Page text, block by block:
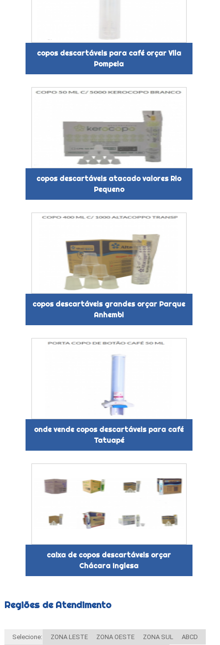
copos descartáveis para café orçar Vila
Pompeia
copos descartáveis atacado valores Rio
Pequeno
copos descartáveis grandes orçar Parque
Anhembi
onde vende copos descartáveis para café
Tatuapé
caixa de copos descartáveis orçar
Chácara Inglesa
Regiões de Atendimento
Selecione: ZONA LESTE ZONA OESTE ZONA SUL ABCD